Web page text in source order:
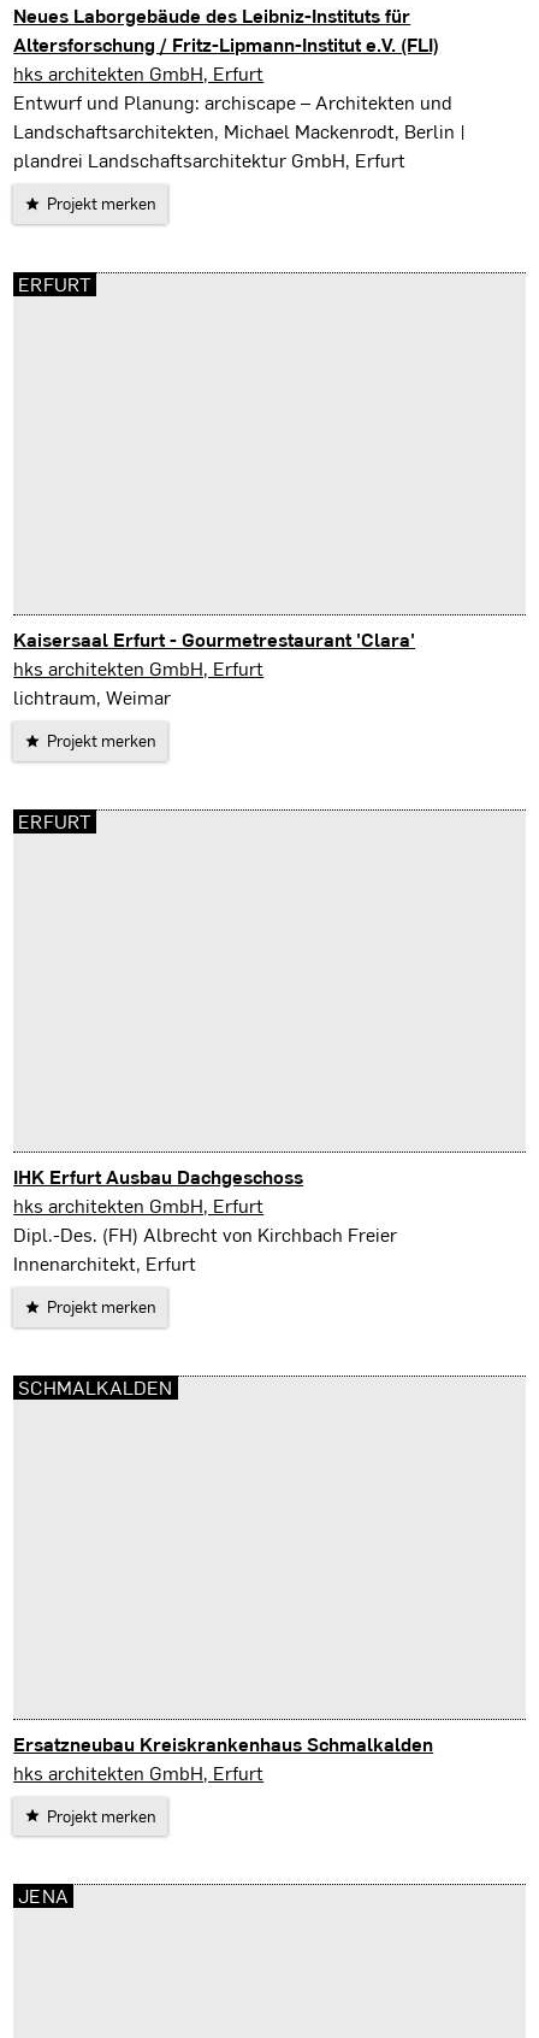
Neues Laborgebäude des Leibniz-Instituts für
Altersforschung / Fritz-Lipmann-Institut e.V. (FLI)
Jena
hks architekten GmbH, Erfurt
Entwurf und Planung: archiscape – Architekten und
Landschaftsarchitekten, Michael Mackenrodt, Berlin |
plandrei Landschaftsarchitektur GmbH, Erfurt
Projekt merken
Kaisersaal Erfurt - Gourmetrestaurant 'Clara'
Erfurt
hks architekten GmbH, Erfurt
lichtraum, Weimar
Projekt merken
ERFURT
IHK Erfurt Ausbau Dachgeschoss
Erfurt
hks architekten GmbH, Erfurt
Dipl.-Des. (FH) Albrecht von Kirchbach Freier
Innenarchitekt, Erfurt
Projekt merken
ERFURT
Ersatzneubau Kreiskrankenhaus Schmalkalden
Schmalkalden
hks architekten GmbH, Erfurt
Projekt merken
SCHMALKALDEN
JENA